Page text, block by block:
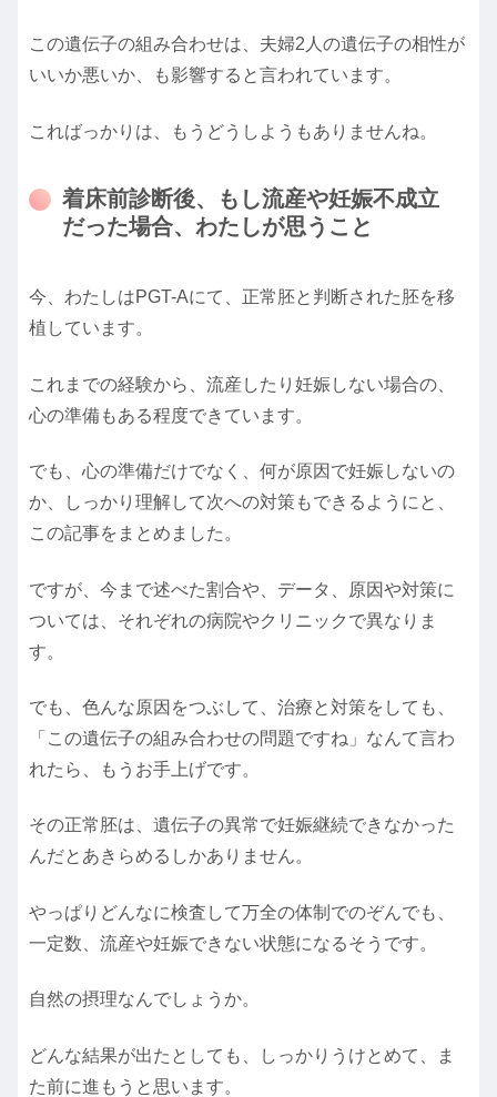
この遺伝子の組み合わせは、夫婦2人の遺伝子の相性が
いいか悪いか、も影響すると言われています。
こればっかりは、もうどうしようもありませんね。
着床前診断後、もし流産や妊娠不成立
だった場合、わたしが思うこと
今、わたしはPGT-Aにて、正常胚と判断された胚を移
植しています。
これまでの経験から、流産したり妊娠しない場合の、
心の準備もある程度できています。
でも、心の準備だけでなく、何が原因で妊娠しないの
か、しっかり理解して次への対策もできるようにと、
この記事をまとめました。
ですが、今まで述べた割合や、データ、原因や対策に
ついては、それぞれの病院やクリニックで異なりま
す。
でも、色んな原因をつぶして、治療と対策をしても、
「この遺伝子の組み合わせの問題ですね」なんて言わ
れたら、もうお手上げです。
その正常胚は、遺伝子の異常で妊娠継続できなかった
んだとあきらめるしかありません。
やっぱりどんなに検査して万全の体制でのぞんでも、
一定数、流産や妊娠できない状態になるそうです。
自然の摂理なんでしょうか。
どんな結果が出たとしても、しっかりうけとめて、ま
た前に進もうと思います。